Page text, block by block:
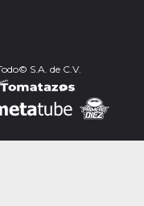
S.A. de C.V.